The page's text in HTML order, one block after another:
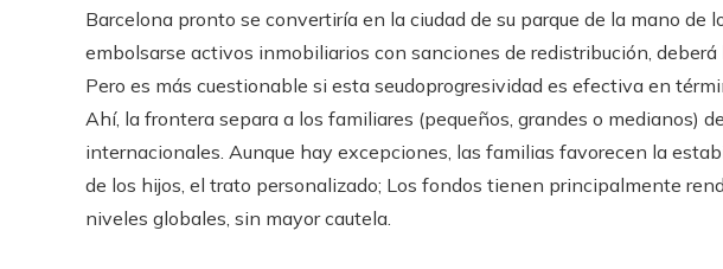
Barcelona pronto se convertiría en la ciudad de su parque de la mano de
embolsarse activos inmobiliarios con sanciones de redistribución,
Pero es más cuestionable si esta seudoprogresividad es efectiva en
Ahí, la frontera separa a los familiares (pequeños, grandes o medianos)
internacionales. Aunque hay excepciones, las familias favorecen la
de los hijos, el trato personalizado; Los fondos tienen principalmente
niveles globales, sin mayor cautela.